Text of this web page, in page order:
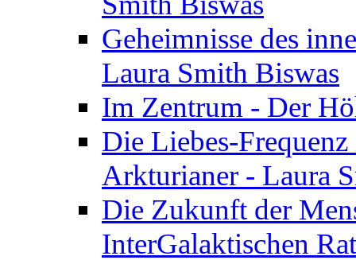
Geheimnisse des
Laura Smith Biswas
Im Zentrum - Der
Die Liebes-
Arkturianer - Laura
Die Zukunft der
InterGalaktischen